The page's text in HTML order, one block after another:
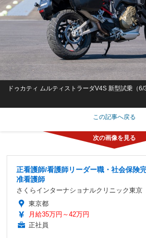
ドゥカティ ムルティストラーダV4S 新型試乗（6/
この記事へ戻る
正看護師/看護師リーダー職・社会保険
准看護師
さくらインターナショナルクリニック東京
東京都
月給35万円～42万円
正社員